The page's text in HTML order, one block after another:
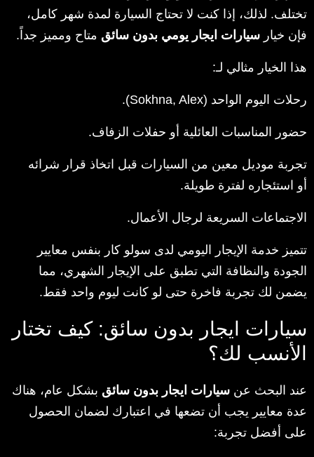
تختلف. لذلك، إذا كنت لا تحتاج السيارة لمدة شهر كامل،
فإن خيار سيارات ايجار يومي بدون سائق متاح ومميز جداً.
هذا الخيار مثالي لـ:
رحلات اليوم الواحد (Sokhna, Alex).
حضور المناسبات العائلية أو حفلات الزفاف.
تجربة موديل معين من السيارات قبل اتخاذ قرار شرائه
أو استئجاره لفترة طويلة.
الاجتماعات السريعة لرجال الأعمال.
تتميز خدمة الإيجار اليومي لدى سولو كار بنفس معايير
الجودة والنظافة التي تطبق على الإيجار الشهري، مما
يضمن لك تجربة فاخرة حتى لو كانت ليوم واحد فقط.
سيارات ايجار بدون سائق: كيف تختار
الأنسب لك؟
عند البحث عن سيارات ايجار بدون سائق بشكل عام، هناك
عدة معايير يجب أن تضعها في اعتبارك لضمان الحصول
على أفضل تجربة: